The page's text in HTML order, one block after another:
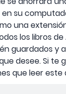
su
una
los libros
guardados y
desee. Si te
que leer